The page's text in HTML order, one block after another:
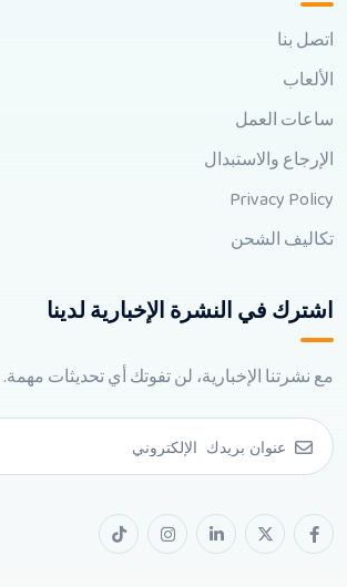
اتصل بنا
الألعاب
ساعات العمل
الإرجاع والاستبدال
Privacy Policy
تكاليف الشحن
اشترك في النشرة الإخبارية لدينا
مع نشرتنا الإخبارية، لن تفوتك أي تحديثات مهمة.